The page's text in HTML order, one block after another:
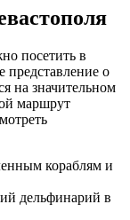
посетить в
представление о
на значительном
маршрут
кораблям и
дельфинарий в